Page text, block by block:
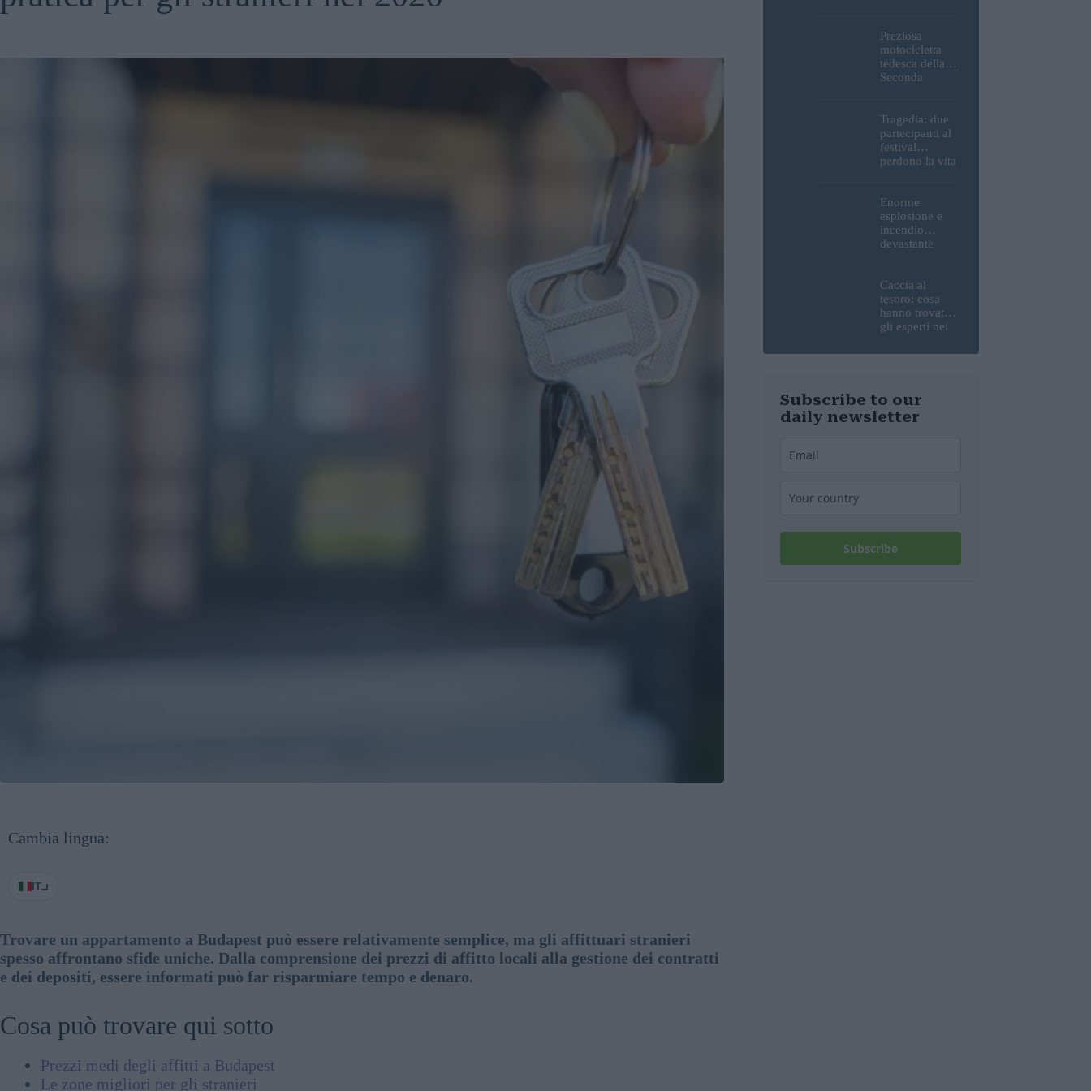
Cambia lingua:
IT
Trovare un appartamento a Budapest può essere relativamente semplice, ma gli affittuari stranieri
spesso affrontano sfide uniche. Dalla comprensione dei prezzi di affitto locali alla gestione dei contratti
e dei depositi, essere informati può far risparmiare tempo e denaro.
Cosa può trovare qui sotto
Prezzi medi degli affitti a Budapest
Le zone migliori per gli stranieri
Buda e della
Cittadella
verranno
spente
Preziosa
motocicletta
tedesca della
Seconda
umani ed
esplosivi
recuperati dal
Danubio a
Tragedia: due
partecipanti al
festival
perdono la vita
Ungheria
Enorme
esplosione e
incendio
devastante
strategica della
MOL: i prezzi
del carburante
aumenteranno
Caccia al
tesoro: cosa
hanno trovato
gli esperti nei
motocicletta
Danubio a
Budapest –
foto
Subscribe to our
daily newsletter
Subscribe